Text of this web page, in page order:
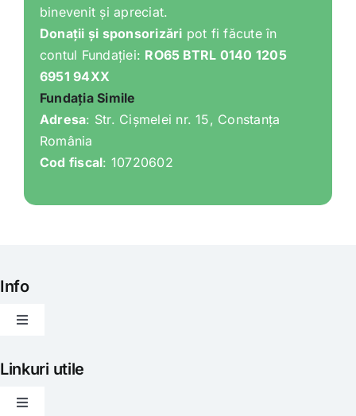
binevenit și apreciat.
Donații și sponsorizări pot fi făcute în
contul Fundației: RO65 BTRL 0140 1205
6951 94XX
Fundația Simile
Adresa: Str. Cișmelei nr. 15, Constanța
România
Cod fiscal: 10720602
Info
Toggle
Articole
Linkuri utile
Toggle